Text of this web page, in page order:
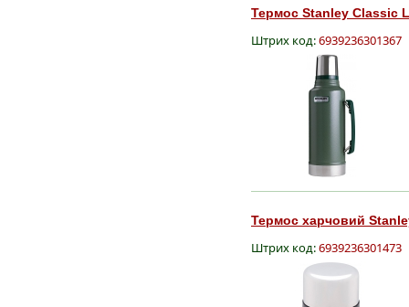
Термос Stanley Classic
Штрих код:6939236301367
Термос харчовий
Штрих код:6939236301473